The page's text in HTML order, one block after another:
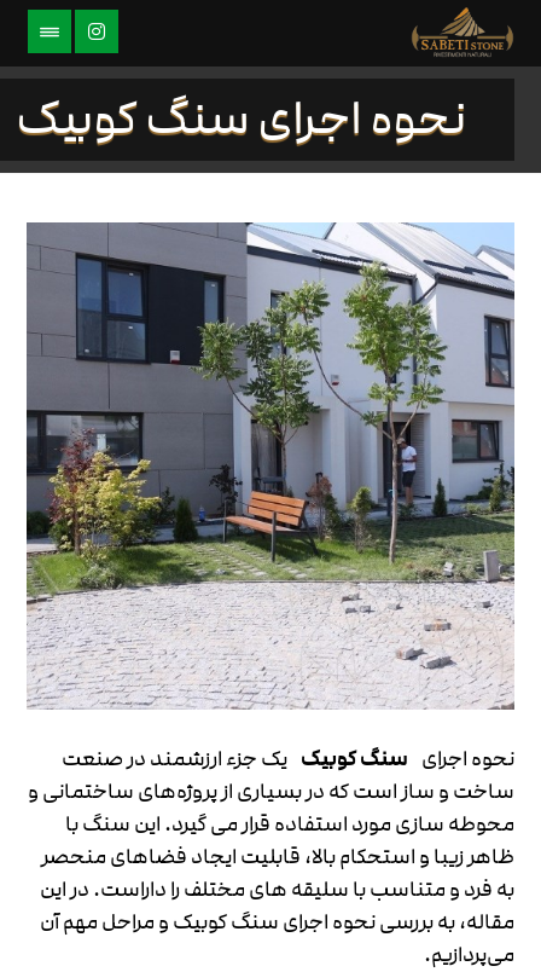
نحوه اجرای سنگ کوبیک
نحوه اجرای سنگ کوبیک یک جزء ارزشمند در صنعت
ساخت و ساز است که در بسیاری از پروژه‌های ساختمانی و
محوطه ‌سازی مورد استفاده قرار می ‌گیرد. این سنگ با
ظاهر زیبا و استحکام بالا، قابلیت ایجاد فضاهای منحصر
به فرد و متناسب با سلیقه‌ های مختلف را داراست. در این
مقاله، به بررسی نحوه اجرای سنگ کوبیک و مراحل مهم آن
می‌پردازیم.